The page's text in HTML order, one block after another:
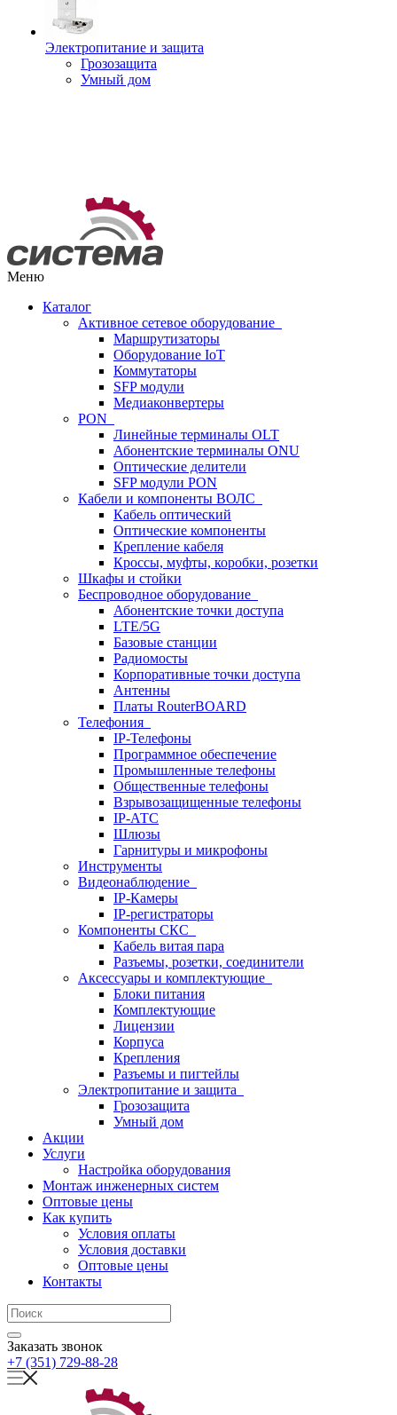
Электропитание и защита
Грозозащита
Умный дом
Меню
Каталог
Активное сетевое оборудование
Маршрутизаторы
Оборудование IoT
Коммутаторы
SFP модули
Медиаконвертеры
PON
Линейные терминалы OLT
Абонентские терминалы ONU
Оптические делители
SFP модули PON
Кабели и компоненты ВОЛС
Кабель оптический
Оптические компоненты
Крепление кабеля
Кроссы, муфты, коробки, розетки
Шкафы и стойки
Беспроводное оборудование
Абонентские точки доступа
LTE/5G
Базовые станции
Радиомосты
Корпоративные точки доступа
Антенны
Платы RouterBOARD
Телефония
IP-Телефоны
Программное обеспечение
Промышленные телефоны
Общественные телефоны
Взрывозащищенные телефоны
IP-АТС
Шлюзы
Гарнитуры и микрофоны
Инструменты
Видеонаблюдение
IP-Камеры
IP-регистраторы
Компоненты СКС
Кабель витая пара
Разъемы, розетки, соединители
Аксессуары и комплектующие
Блоки питания
Комплектующие
Лицензии
Корпуса
Крепления
Разъемы и пигтейлы
Электропитание и защита
Грозозащита
Умный дом
Акции
Услуги
Настройка оборудования
Монтаж инженерных систем
Оптовые цены
Как купить
Условия оплаты
Условия доставки
Оптовые цены
Контакты
Заказать звонок
+7 (351) 729-88-28